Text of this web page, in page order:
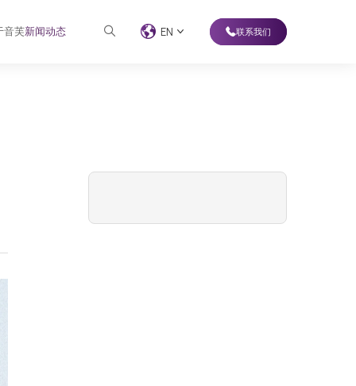
音芙新闻动态 EN 联系我们